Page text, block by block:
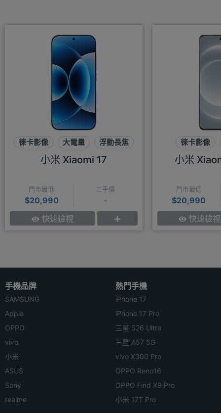
徠卡影像 大電量 浮動長焦
小米 Xiaomi 17
門市最低
$20,990
二手價
-
快速檢視
徠卡影像
可變
小米
門市最低
$20,990
快速檢視
手機品牌
SAMSUNG
Apple
OPPO
vivo
小米
ASUS
Sony
realme
熱門手機
iPhone 17
iPhone 17 Pro
三星 S26 Ultra
三星 A57 5G
vivo X300 Pro
OPPO Reno16
OPPO Find X9 Pro
小米 17T Pro